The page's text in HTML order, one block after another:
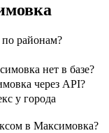
районам?
нет в базе?
через API?
у города
в Максимовка?